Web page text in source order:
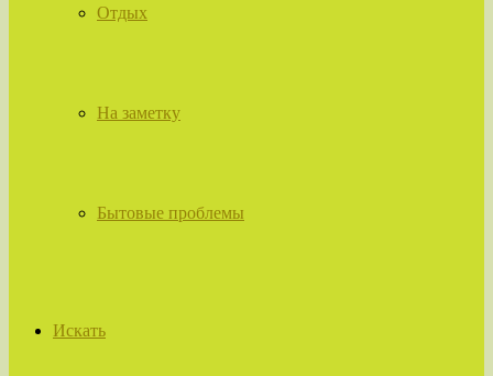
Отдых
На заметку
Бытовые проблемы
Искать